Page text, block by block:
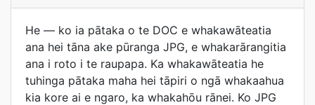
He — ko ia pātaka o te DOC e whakawāteatia
ana hei tāna ake pūranga JPG, e whakarārangitia
ana i roto i te raupapa. Ka whakawāteatia he
tuhinga pātaka maha hei tāpiri o ngā whakaahua
kia kore ai e ngaro, ka whakahōu rānei. Ko JPG